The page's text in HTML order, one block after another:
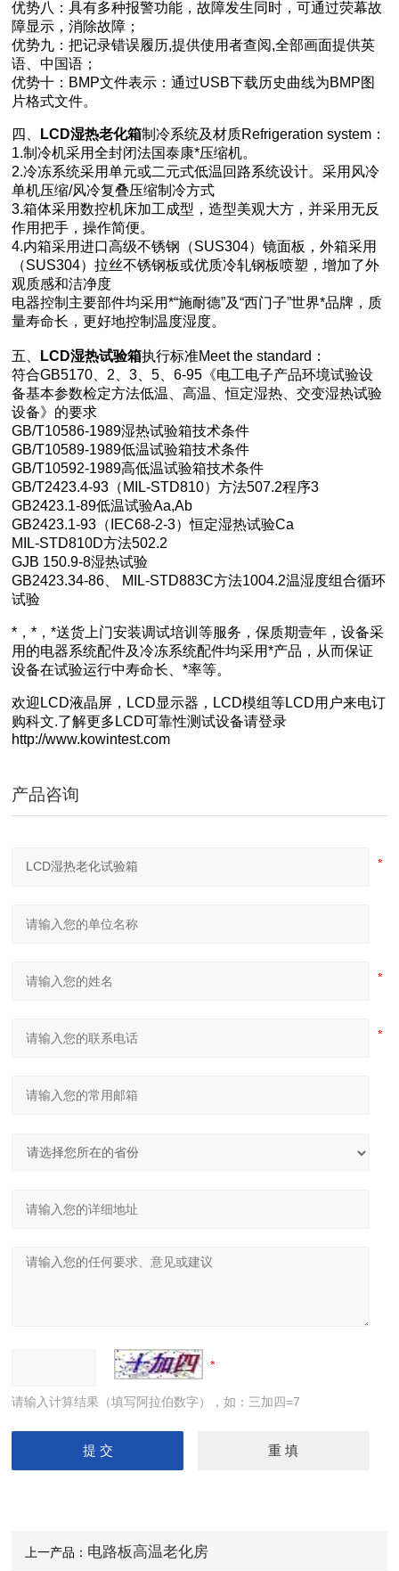
优势八：具有多种报警功能，故障发生同时，可通过荧幕故
障显示，消除故障；
优势九：把记录错误履历,提供使用者查阅,全部画面提供英
语、中国语；
优势十：BMP文件表示：通过USB下载历史曲线为BMP图
片格式文件。
四、 LCD湿热老化箱制冷系统及材质Refrigeration system：
1.制冷机采用全封闭法国泰康*压缩机。
2.冷冻系统采用单元或二元式低温回路系统设计。采用风冷
单机压缩/风冷复叠压缩制冷方式
3.箱体采用数控机床加工成型，造型美观大方，并采用无反
作用把手，操作简便。
4.内箱采用进口高级不锈钢（SUS304）镜面板，外箱采用
（SUS304）拉丝不锈钢板或优质冷轧钢板喷塑，增加了外
观质感和洁净度
电器控制主要部件均采用*“施耐德”及“西门子”世界*品牌，质
量寿命长，更好地控制温度湿度。
五、 LCD湿热试验箱执行标准Meet the standard：
符合GB5170、2、3、5、6-95《电工电子产品环境试验设
备基本参数检定方法低温、高温、恒定湿热、交变湿热试验
设备》的要求
GB/T10586-1989湿热试验箱技术条件
GB/T10589-1989低温试验箱技术条件
GB/T10592-1989高低温试验箱技术条件
GB/T2423.4-93（MIL-STD810）方法507.2程序3
GB2423.1-89低温试验Aa,Ab
GB2423.1-93（IEC68-2-3）恒定湿热试验Ca
MIL-STD810D方法502.2
GJB 150.9-8湿热试验
GB2423.34-86、 MIL-STD883C方法1004.2温湿度组合循环
试验
*，*，*送货上门安装调试培训等服务，保质期壹年，设备采
用的电器系统配件及冷冻系统配件均采用*产品，从而保证
设备在试验运行中寿命长、*率等。
欢迎LCD液晶屏，LCD显示器，LCD模组等LCD用户来电订
购科文.了解更多LCD可靠性测试设备请登录
http://www.kowintest.com
产品咨询
请输入计算结果（填写阿拉伯数字），如：三加四=7
上一产品： 电路板高温老化房